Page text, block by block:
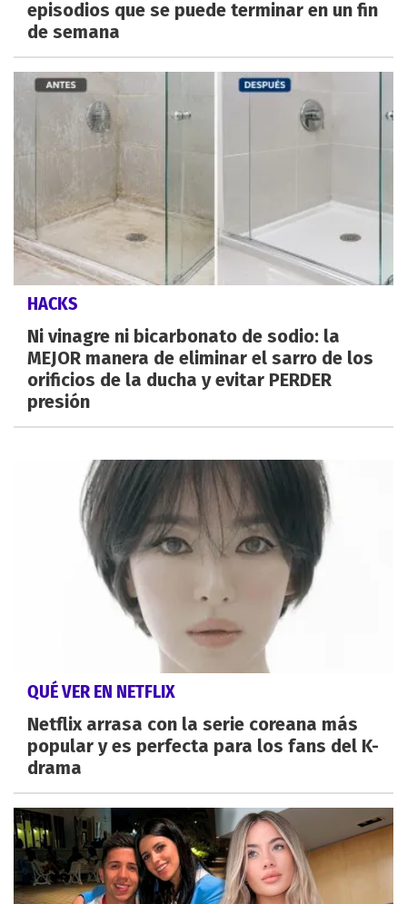
episodios que se puede terminar en un fin
de semana
HACKS
Ni vinagre ni bicarbonato de sodio: la
MEJOR manera de eliminar el sarro de los
orificios de la ducha y evitar PERDER
presión
QUÉ VER EN NETFLIX
Netflix arrasa con la serie coreana más
popular y es perfecta para los fans del K-
drama